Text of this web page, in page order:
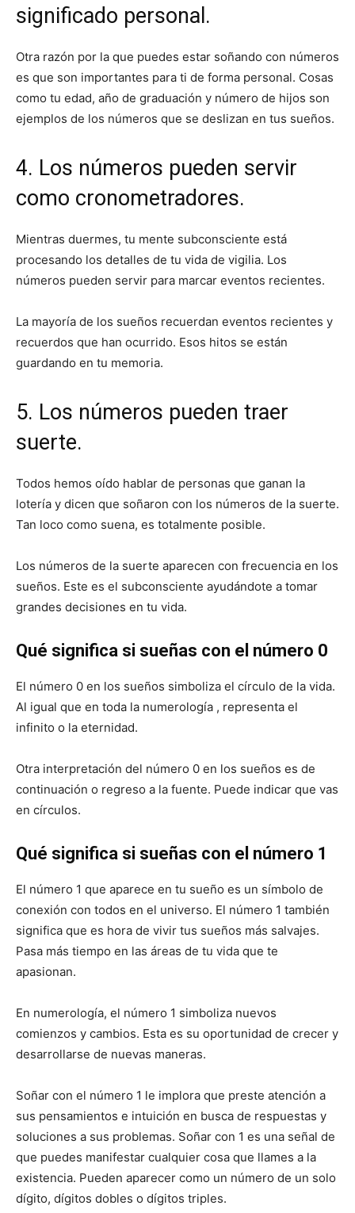
significado personal.
Otra razón por la que puedes estar soñando con números
es que son importantes para ti de forma personal. Cosas
como tu edad, año de graduación y número de hijos son
ejemplos de los números que se deslizan en tus sueños.
4. Los números pueden servir
como cronometradores.
Mientras duermes, tu mente subconsciente está
procesando los detalles de tu vida de vigilia. Los
números pueden servir para marcar eventos recientes.
La mayoría de los sueños recuerdan eventos recientes y
recuerdos que han ocurrido. Esos hitos se están
guardando en tu memoria.
5. Los números pueden traer
suerte.
Todos hemos oído hablar de personas que ganan la
lotería y dicen que soñaron con los números de la suerte.
Tan loco como suena, es totalmente posible.
Los números de la suerte aparecen con frecuencia en los
sueños. Este es el subconsciente ayudándote a tomar
grandes decisiones en tu vida.
Qué significa si sueñas con el número 0
El número 0 en los sueños simboliza el círculo de la vida.
Al igual que en toda la numerología , representa el
infinito o la eternidad.
Otra interpretación del número 0 en los sueños es de
continuación o regreso a la fuente. Puede indicar que vas
en círculos.
Qué significa si sueñas con el número 1
El número 1 que aparece en tu sueño es un símbolo de
conexión con todos en el universo. El número 1 también
significa que es hora de vivir tus sueños más salvajes.
Pasa más tiempo en las áreas de tu vida que te
apasionan.
En numerología, el número 1 simboliza nuevos
comienzos y cambios. Esta es su oportunidad de crecer y
desarrollarse de nuevas maneras.
Soñar con el número 1 le implora que preste atención a
sus pensamientos e intuición en busca de respuestas y
soluciones a sus problemas. Soñar con 1 es una señal de
que puedes manifestar cualquier cosa que llames a la
existencia. Pueden aparecer como un número de un solo
dígito, dígitos dobles o dígitos triples.